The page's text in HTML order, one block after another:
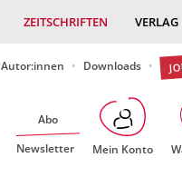
ZEITSCHRIFTEN VERLAG
Autor:innen Downloads
Abo
Newsletter
Mein Konto